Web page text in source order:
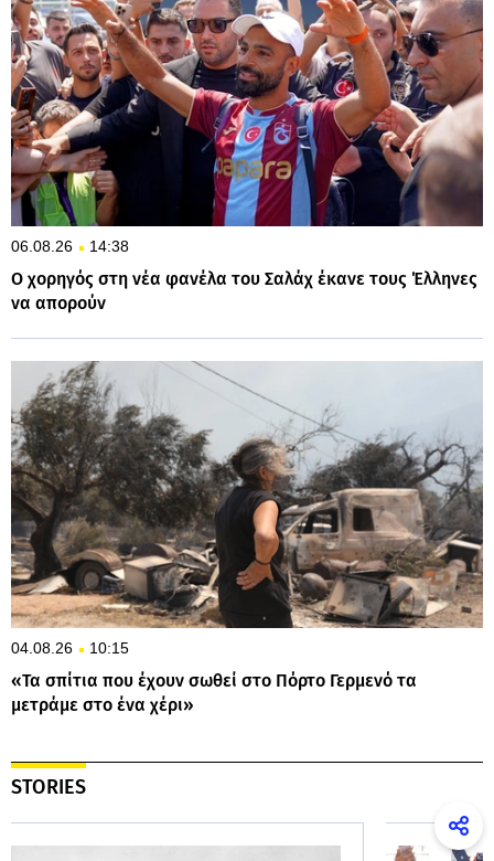
06.08.26 14:38
Ο χορηγός στη νέα φανέλα του Σαλάχ έκανε τους Έλληνες
να απορούν
04.08.26 10:15
«Τα σπίτια που έχουν σωθεί στο Πόρτο Γερμενό τα
μετράμε στο ένα χέρι»
STORIES